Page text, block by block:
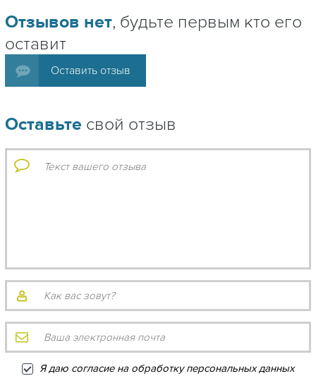
Отзывов нет, будьте первым кто его
оставит
Оставить отзыв
Оставьте свой отзыв
Я даю согласие на обработку персональных данных